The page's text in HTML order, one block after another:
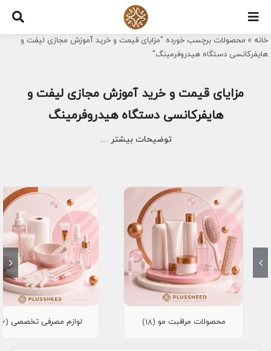
Skip
content
خانه » محصولات برچسب خورده "مزایای قیمت و خرید آموزش مجازی لیفت و
هایفرکانسی دستگاه هیدروفرمینگ"
مزایای قیمت و خرید آموزش مجازی لیفت و
هایفرکانسی دستگاه هیدروفرمینگ
توضیحات بیشتر …
محصولات مراقبت مو (18) لوازم مصرفی تخصصی (16)